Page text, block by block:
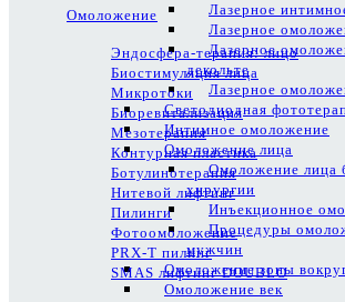
Омоложение
Эндосфера-терапия: лицо
Биостимуляция лица
Микротоки
Биоревитализация
Мезотерапия
Контурная пластика
Ботулинотерапия
Нитевой лифтинг
Пилинги
Фотоомоложение
PRX-T пилинг
SMAS лифтинг DOUBLO
Лазерное
Лазерное
Лазерное
декольте
Лазерное
Светодиодная
Интимное омоложение
Омоложение лица
Омоложение лица
хирургии
Инъекционное
Процедуры
мужчин
Омоложение зоны вокруг
Омоложение век